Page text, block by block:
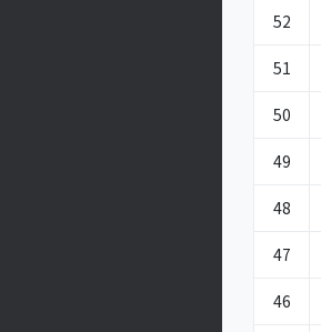
52
51
50
49
48
47
46